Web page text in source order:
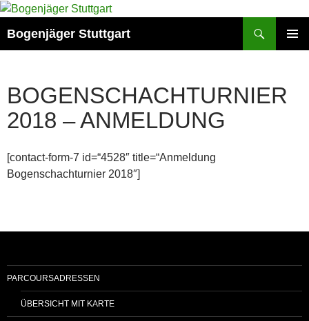
Zum
springen
Bogenjäger Stuttgart
BOGENSCHACHTURNIER
2018 – ANMELDUNG
[contact-form-7 id=“4528″ title=“Anmeldung
Bogenschachturnier 2018″]
PARCOURSADRESSEN
ÜBERSICHT MIT KARTE